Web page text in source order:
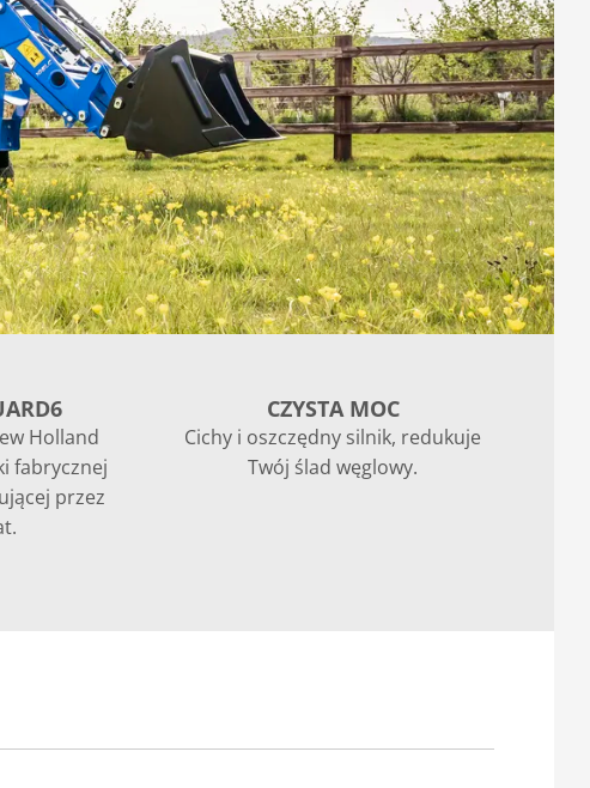
Holland
fabrycznej
przez
CZYSTA MOC
Cichy i oszczędny silnik, redukuje
Twój ślad węglowy.